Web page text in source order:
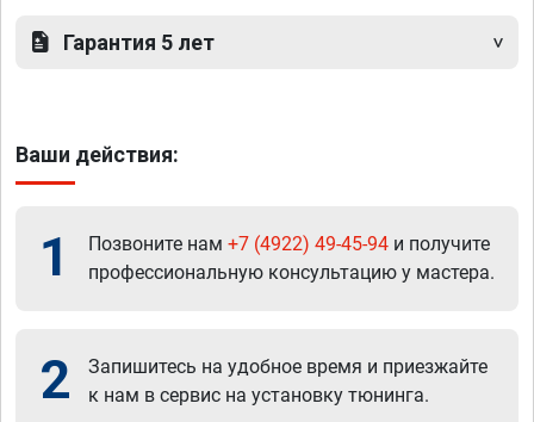
Гарантия 5 лет
Ваши действия:
1 Позвоните нам +7 (4922) 49-45-94 и получите
профессиональную консультацию у мастера.
2
Запишитесь на удобное время и приезжайте
к нам в сервис на установку тюнинга.